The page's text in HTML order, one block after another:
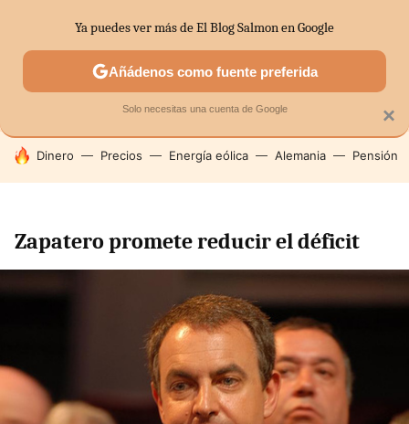
SECTORES ECONOMÍA DOMÉSTICA MERCADOS
HOY SE HABLA DE
Dinero Precios Energía eólica Alemania Pensión
Zapatero promete reducir el déficit
×
Ya puedes ver más de El Blog Salmon en Google
Añádenos como fuente preferida
Solo necesitas una cuenta de Google